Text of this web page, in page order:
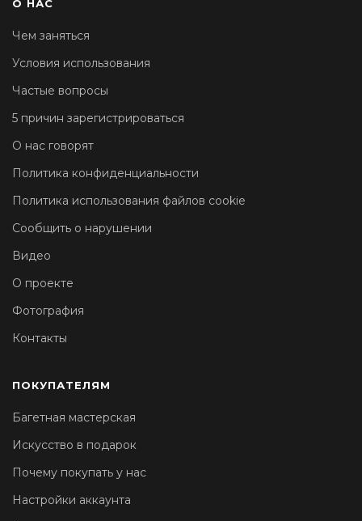
О НАС
Чем заняться
Условия использования
Частые вопросы
5 причин зарегистрироваться
О нас говорят
Политика конфиденциальности
Политика использования файлов cookie
Сообщить о нарушении
Видео
О проекте
Фотография
Контакты
ПОКУПАТЕЛЯМ
Багетная мастерская
Искусство в подарок
Почему покупать у нас
Настройки аккаунта